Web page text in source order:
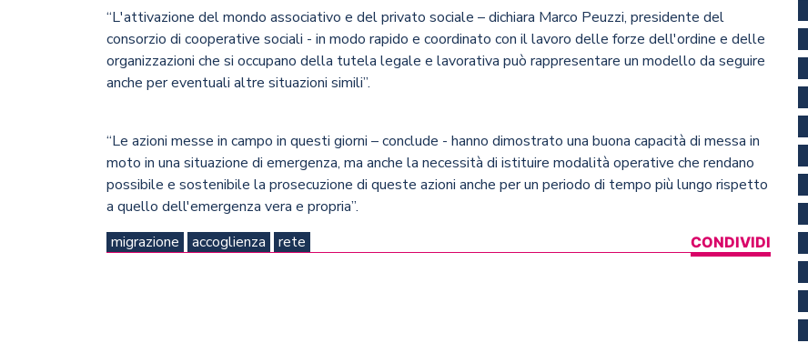
“L'attivazione del mondo associativo e del privato sociale – dichiara Marco Peuzzi, presidente del
consorzio di cooperative sociali - in modo rapido e coordinato con il lavoro delle forze dell'ordine e delle
organizzazioni che si occupano della tutela legale e lavorativa può rappresentare un modello da seguire
anche per eventuali altre situazioni simili”.
“Le azioni messe in campo in questi giorni – conclude - hanno dimostrato una buona capacità di messa in
moto in una situazione di emergenza, ma anche la necessità di istituire modalità operative che rendano
possibile e sostenibile la prosecuzione di queste azioni anche per un periodo di tempo più lungo rispetto
a quello dell'emergenza vera e propria”.
migrazione
accoglienza rete CONDIVIDI